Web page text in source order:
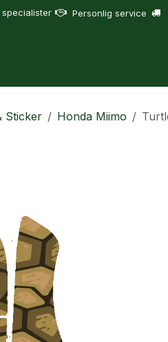
Personlig service
Sticker Honda Miimo